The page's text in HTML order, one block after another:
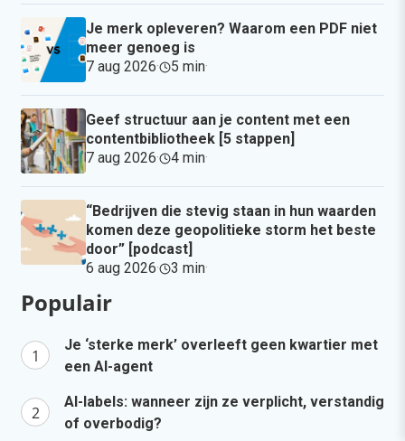
Je merk opleveren? Waarom een PDF niet
meer genoeg is
7 aug 2026· 5 min·
Geef structuur aan je content met een
contentbibliotheek [5 stappen]
7 aug 2026· 4 min·
“Bedrijven die stevig staan in hun waarden
komen deze geopolitieke storm het beste
door” [podcast]
6 aug 2026· 3 min·
Populair
Je ‘sterke merk’ overleeft geen kwartier met
een AI-agent
AI-labels: wanneer zijn ze verplicht, verstandig
of overbodig?